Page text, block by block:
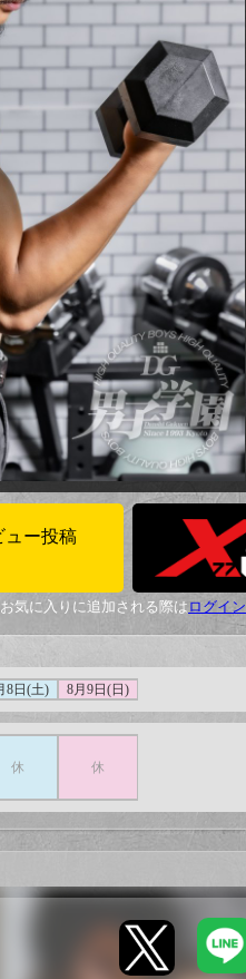
ュー投稿
お気に入りに追加される際は ログイン
8日(土) 8月9日(日)
休 休